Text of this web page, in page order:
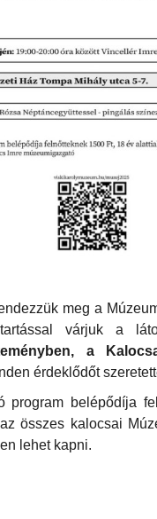
meg a
várjuk a
a
érdeklődőt
belépődíja
összes kalocsai
lehet kapni.